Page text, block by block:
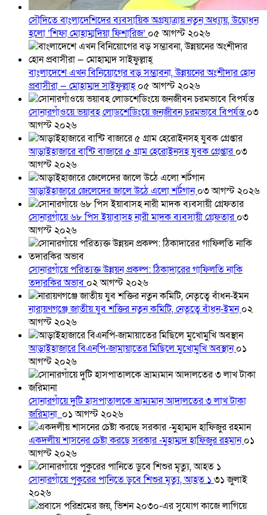
সৌদিতে বাংলাদেশিদের ব্যবসায়িক অগ্রযাত্রায় নতুন অধ্যায়, উদ্বোধন
হলো ‘শিফা মোহাম্মদিয়া ফিশারিজ’ ০৫ আগস্ট ২০২৬
বাংলাদেশে এখন বিনিয়োগের বড় সম্ভাবনা, উন্নয়নের অংশীদার হোন
প্রবাসীরা — মোহাম্মদ সাইফুল্লাহ্০৫ আগস্ট ২০২৬
সোনারগাঁওয়ে ভয়াবহ লোডশেডিংয়ে জনজীবন চরমভাবে বিপর্যস্ত০৩
আগস্ট ২০২৬
আড়াইহাজারে বান্টি বাজারে ৫ গ্রাম হেরোইনসহ যুবক গ্রেপ্তার০৩
আগস্ট ২০২৬
আড়াইহাজারে জেলেদের জালে উঠে এলো শর্টগান০৩ আগস্ট ২০২৬
সোনারগাঁয়ে ৬৮ পিস ইয়াবাসহ নারী মাদক ব্যবসায়ী গ্রেফতার০৩
আগস্ট ২০২৬
সোনারগাঁয়ে পরিত্যক্ত উন্নয়ন প্রকল্প: ঠিকাদারের গাফিলতি নাকি
তদারকির অভাব ০২ আগস্ট ২০২৬
নারায়ণগঞ্জে জাতীয় যুব শক্তির নতুন কমিটি, নেতৃত্বে বাঁধন-ইমন০২
আগস্ট ২০২৬
আড়াইহাজারে বিএনপি-জামায়াতের মিছিলে মুখোমুখি অবস্থান০১
আগস্ট ২০২৬
সোনারগাঁয়ে দুটি হাসপাতালকে ভ্রাম্যমান আদালতের ৩ লাখ টাকা
জরিমানা ০১ আগস্ট ২০২৬
একদলীয় শাসনের চেষ্টা করছে সরকার -মুহাম্মদ হাফিজুর রহমান০১
আগস্ট ২০২৬
সোনারগাঁয়ে পুকুরের পানিতে ডুবে শিশুর মৃত্যু, আহত ১ ৩১ জুলাই
২০২৬